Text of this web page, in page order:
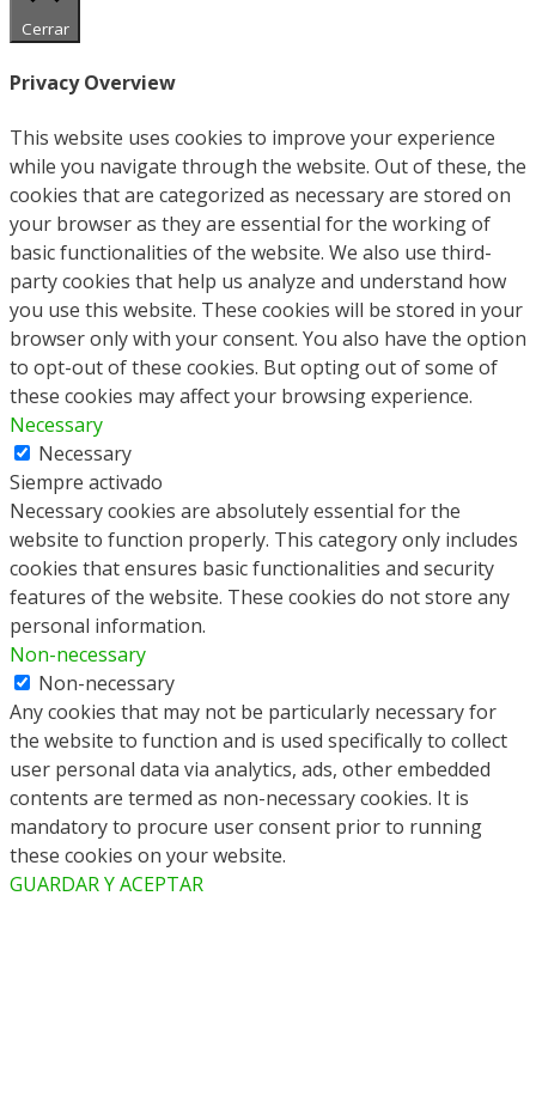
Cerrar
Privacy Overview
This website uses cookies to improve your experience
while you navigate through the website. Out of these, the
cookies that are categorized as necessary are stored on
your browser as they are essential for the working of
basic functionalities of the website. We also use third-
party cookies that help us analyze and understand how
you use this website. These cookies will be stored in your
browser only with your consent. You also have the option
to opt-out of these cookies. But opting out of some of
these cookies may affect your browsing experience.
Necessary
Necessary
Siempre activado
Necessary cookies are absolutely essential for the
website to function properly. This category only includes
cookies that ensures basic functionalities and security
features of the website. These cookies do not store any
personal information.
Non-necessary
Non-necessary
Any cookies that may not be particularly necessary for
the website to function and is used specifically to collect
user personal data via analytics, ads, other embedded
contents are termed as non-necessary cookies. It is
mandatory to procure user consent prior to running
these cookies on your website.
GUARDAR Y ACEPTAR